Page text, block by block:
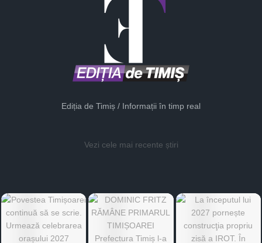
Ediția de Timiș / Informații în timp real
Vezi cele mai recente știri